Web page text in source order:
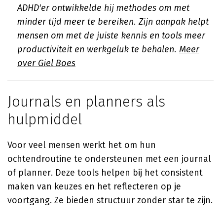
ADHD'er ontwikkelde hij methodes om met
minder tijd meer te bereiken. Zijn aanpak helpt
mensen om met de juiste kennis en tools meer
productiviteit en werkgeluk te behalen. Meer
over Giel Boes
Journals en planners als
hulpmiddel
Voor veel mensen werkt het om hun
ochtendroutine te ondersteunen met een journal
of planner. Deze tools helpen bij het consistent
maken van keuzes en het reflecteren op je
voortgang. Ze bieden structuur zonder star te zijn.